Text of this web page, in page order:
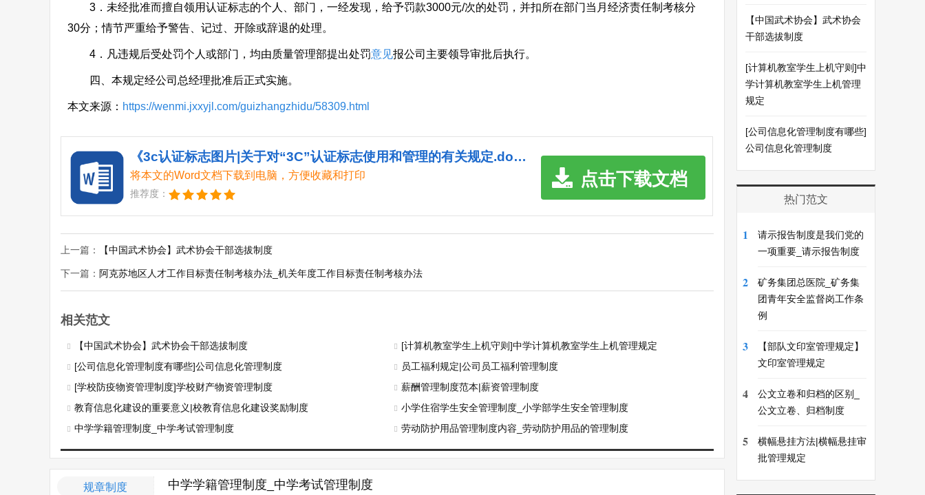
3．未经批准而擅自领用认证标志的个人、部门，一经发现，给予罚款3000元/次的处罚，并扣所在部门当月经济责任制考核分
30分；情节严重给予警告、记过、开除或辞退的处理。
4．凡违规后受处罚个人或部门，均由质量管理部提出处罚意见报公司主要领导审批后执行。
四、本规定经公司总经理批准后正式实施。
本文来源： https://wenmi.jxxyjl.com/guizhangzhidu/58309.html
《3c认证标志图片|关于对“3C”认证标志使用和管理的有关规定.doc》
将本文的Word文档下载到电脑，方便收藏和打印
推荐度：
点击下载文档
上一篇： 【中国武术协会】武术协会干部选拔制度
下一篇： 阿克苏地区人才工作目标责任制考核办法_机关年度工作目标责任制考核办法
相关范文
【中国武术协会】武术协会干部选拔制度
[计算机教室学生上机守则]中学计算机教室学生上机管理规定
[公司信息化管理制度有哪些]公司信息化管理制度
员工福利规定|公司员工福利管理制度
[学校防疫物资管理制度]学校财产物资管理制度
薪酬管理制度范本|薪资管理制度
教育信息化建设的重要意义|校教育信息化建设奖励制度
小学住宿学生安全管理制度_小学部学生安全管理制度
中学学籍管理制度_中学考试管理制度
劳动防护用品管理制度内容_劳动防护用品的管理制度
规章制度 中学学籍管理制度_中学考试管理制度
【中国武术协会】武术协会
干部选拔制度
[计算机教室学生上机守则]中
学计算机教室学生上机管理
规定
[公司信息化管理制度有哪些]
公司信息化管理制度
热门范文
1
请示报告制度是我们党的
一项重要_请示报告制度
2
矿务集团总医院_矿务集
团青年安全监督岗工作条
例
3
【部队文印室管理规定】
文印室管理规定
4
公文立卷和归档的区别_
公文立卷、归档制度
5
横幅悬挂方法|横幅悬挂审
批管理规定